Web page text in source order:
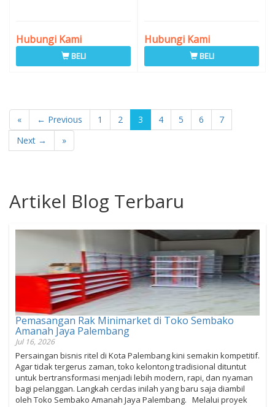
Hubungi Kami
BELI
Hubungi Kami
BELI
« ← Previous 1 2 3 4 5 6
7
Next →
»
Artikel Blog Terbaru
Pemasangan Rak Minimarket di Toko Sembako
Amanah Jaya Palembang
Jul 16, 2026
Persaingan bisnis ritel di Kota Palembang kini semakin kompetitif.
Agar tidak tergerus zaman, toko kelontong tradisional dituntut
untuk bertransformasi menjadi lebih modern, rapi, dan nyaman
bagi pelanggan. Langkah cerdas inilah yang baru saja diambil
oleh Toko Sembako Amanah Jaya Palembang. Melalui proyek